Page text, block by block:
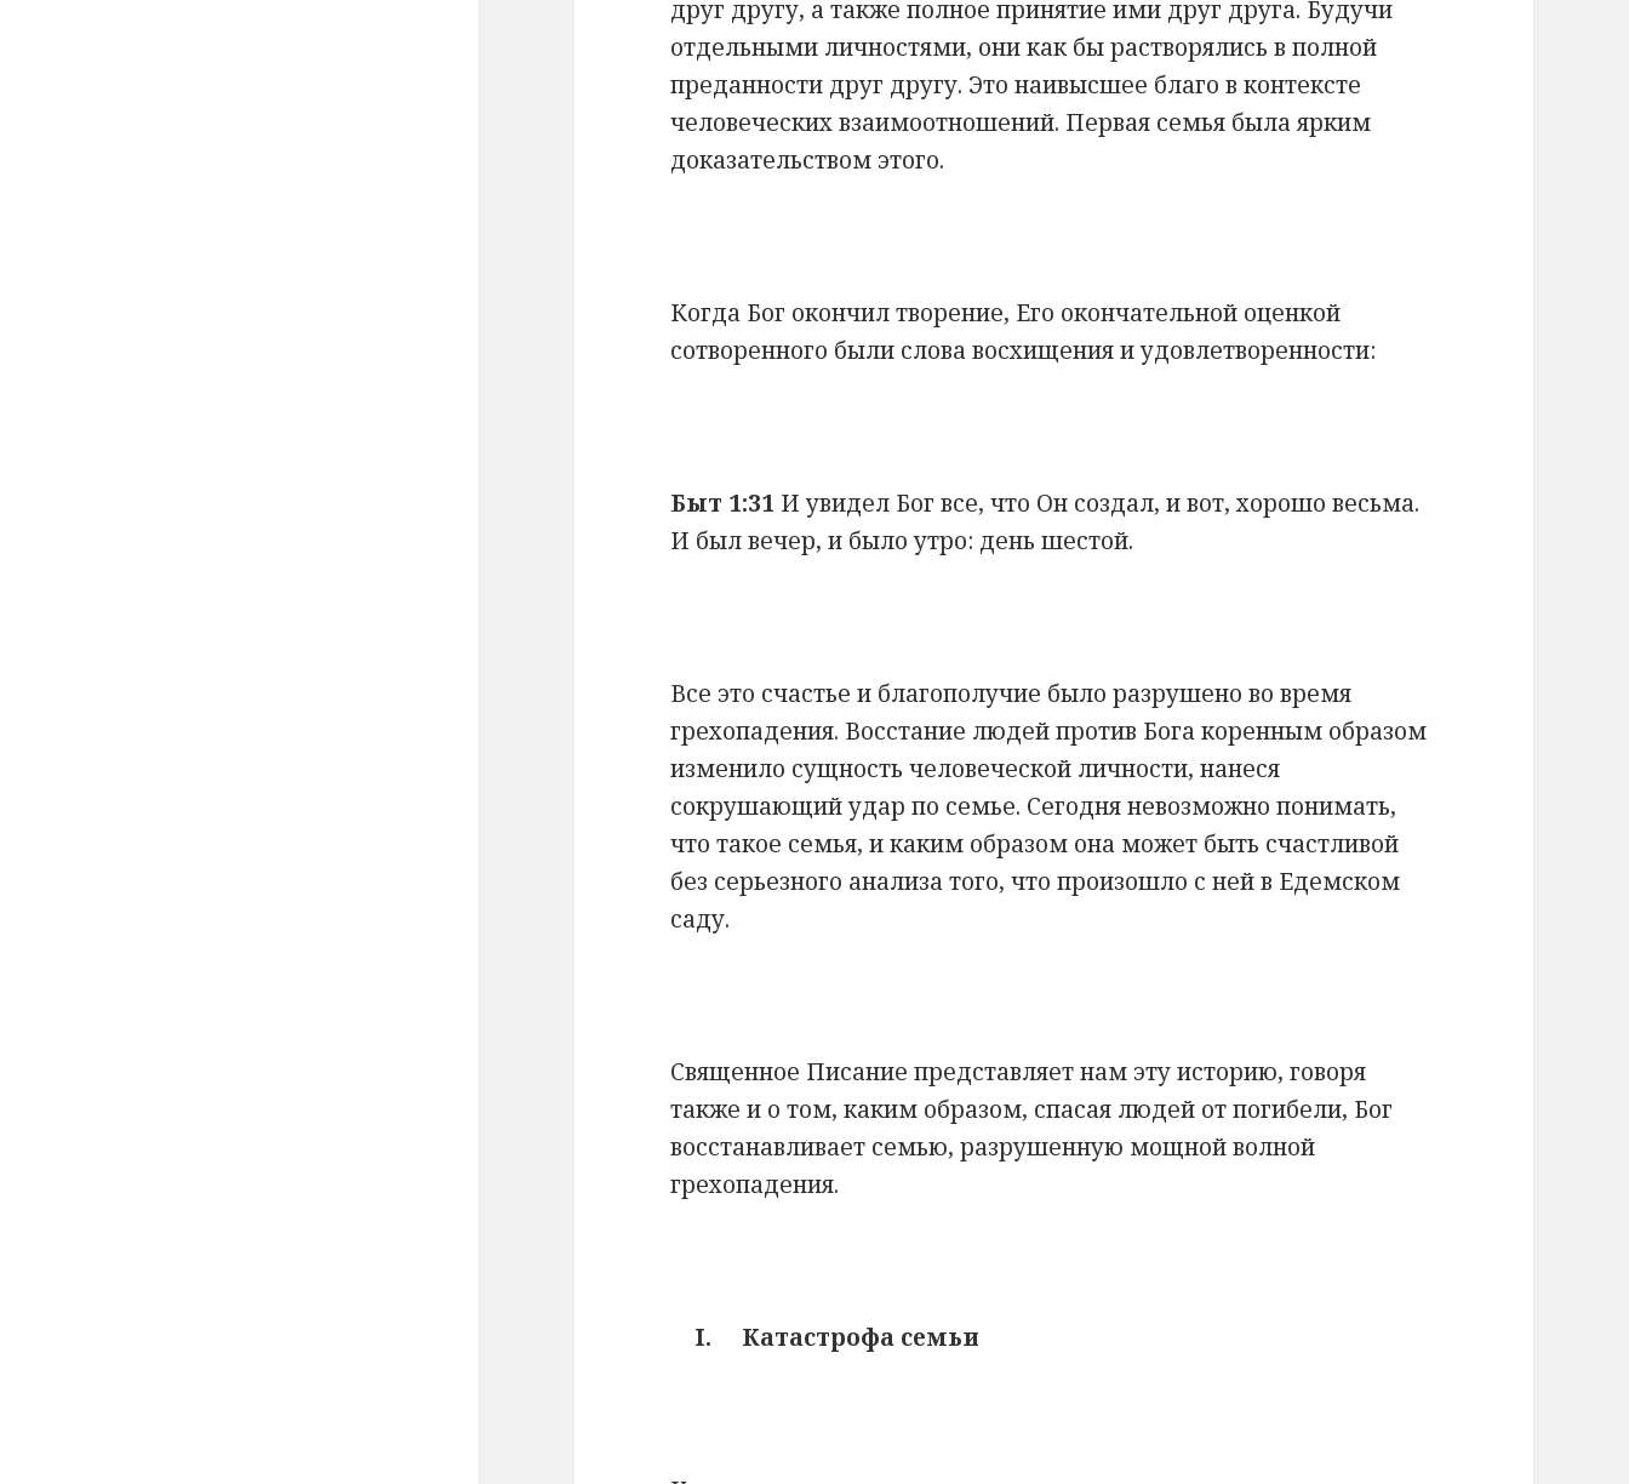
друг другу, а также полное принятие ими друг друга. Будучи
отдельными личностями, они как бы растворялись в полной
преданности друг другу. Это наивысшее благо в контексте
человеческих взаимоотношений. Первая семья была ярким
доказательством этого.
Когда Бог окончил творение, Его окончательной оценкой
сотворенного были слова восхищения и удовлетворенности:
Быт 1:31 И увидел Бог все, что Он создал, и вот, хорошо весьма.
И был вечер, и было утро: день шестой.
Все это счастье и благополучие было разрушено во время
грехопадения. Восстание людей против Бога коренным образом
изменило сущность человеческой личности, нанеся
сокрушающий удар по семье. Сегодня невозможно понимать,
что такое семья, и каким образом она может быть счастливой
без серьезного анализа того, что произошло с ней в Едемском
саду.
Священное Писание представляет нам эту историю, говоря
также и о том, каким образом, спасая людей от погибели, Бог
восстанавливает семью, разрушенную мощной волной
грехопадения.
I. Катастрофа семьи